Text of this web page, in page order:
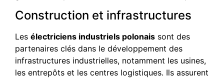
Construction et infrastructures
Les électriciens industriels polonais sont des
partenaires clés dans le développement des
infrastructures industrielles, notamment les usines,
les entrepôts et les centres logistiques. Ils assurent